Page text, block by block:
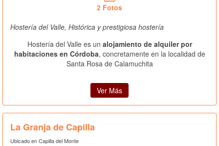
2 Fotos
Hostería del Valle, Histórica y prestigiosa hostería
Hostería del Valle es un alojamiento de alquiler por
habitaciones en Córdoba, concretamente en la localidad de
Santa Rosa de Calamuchita
Ver Más
La Granja de Capilla
Ubicado en Capilla del Monte